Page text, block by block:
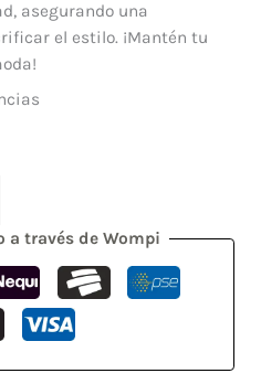
asegurando una
el estilo. ¡Mantén tu
a través de Wompi